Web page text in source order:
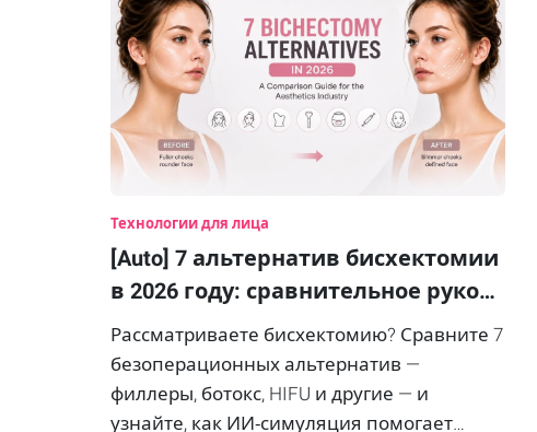
Технологии для лица
[Auto] 7 альтернатив бисхектомии
в 2026 году: сравнительное руко…
Рассматриваете бисхектомию? Сравните 7
безоперационных альтернатив —
филлеры, ботокс, HIFU и другие — и
узнайте, как ИИ‑симуляция помогает